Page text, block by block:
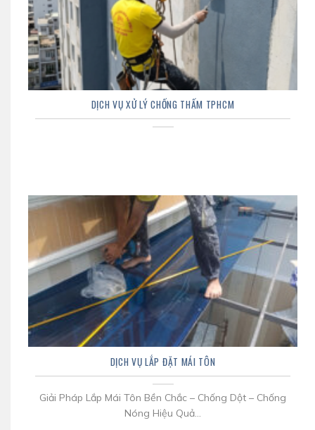
DỊCH VỤ XỬ LÝ CHỐNG THẤM TPHCM
DỊCH VỤ LẮP ĐẶT MÁI TÔN
Giải Pháp Lắp Mái Tôn Bền Chắc – Chống Dột – Chống
Nóng Hiệu Quả...